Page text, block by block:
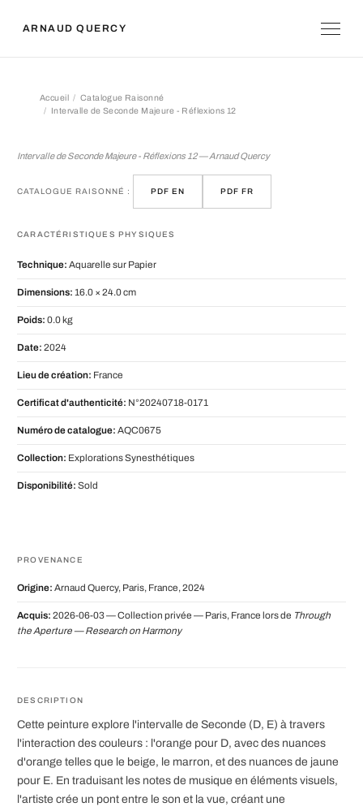
ARNAUD QUERCY
Accueil
Catalogue Raisonné
Intervalle de Seconde Majeure - Réflexions 12
Intervalle de Seconde Majeure - Réflexions 12 — Arnaud Quercy
CATALOGUE RAISONNÉ : PDF EN PDF FR
CARACTÉRISTIQUES PHYSIQUES
Technique: Aquarelle sur Papier
Dimensions: 16.0 × 24.0 cm
Poids: 0.0 kg
Date: 2024
Lieu de création: France
Certificat d'authenticité: N°20240718-0171
Numéro de catalogue: AQC0675
Collection: Explorations Synesthétiques
Disponibilité: Sold
PROVENANCE
Origine: Arnaud Quercy, Paris, France, 2024
Acquis: 2026-06-03 — Collection privée — Paris, France lors de Through
the Aperture — Research on Harmony
DESCRIPTION
Cette peinture explore l'intervalle de Seconde (D, E) à travers
l'interaction des couleurs : l'orange pour D, avec des nuances
d'orange telles que le beige, le marron, et des nuances de jaune
pour E. En traduisant les notes de musique en éléments visuels,
l'artiste crée un pont entre le son et la vue, créant une